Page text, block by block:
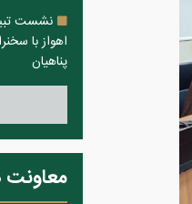
نشست
اهواز با
پناهیان
معاونت